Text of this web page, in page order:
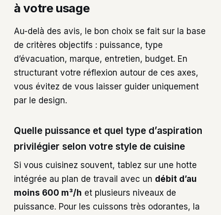
à votre usage
Au-delà des avis, le bon choix se fait sur la base
de critères objectifs : puissance, type
d’évacuation, marque, entretien, budget. En
structurant votre réflexion autour de ces axes,
vous évitez de vous laisser guider uniquement
par le design.
Quelle puissance et quel type d’aspiration
privilégier selon votre style de cuisine
Si vous cuisinez souvent, tablez sur une hotte
intégrée au plan de travail avec un débit d’au
moins 600 m³/h et plusieurs niveaux de
puissance. Pour les cuissons très odorantes, la